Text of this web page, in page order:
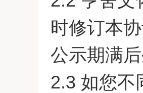
时修订本
公示期满
2.3 如您不